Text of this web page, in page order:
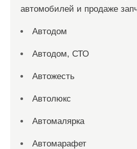
автомобилей и продаже
Автодом
Автодом, СТО
Автожесть
Автолюкс
Автомалярка
Автомарафет